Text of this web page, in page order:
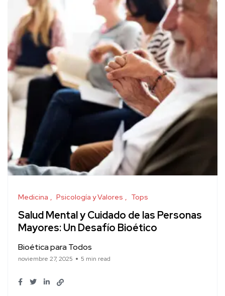
Medicina Psicología y Valores Tops
Salud Mental y Cuidado de las Personas
Mayores: Un Desafío Bioético
Bioética para Todos
noviembre 27, 2025 5 min read